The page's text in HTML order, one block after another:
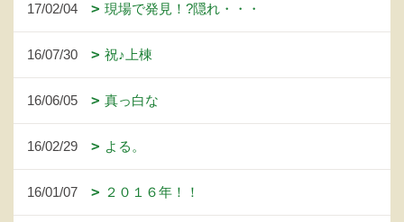
17/02/04 現場で発見！?隠れ・・・
16/07/30 祝♪上棟
16/06/05 真っ白な
16/02/29 よる。
16/01/07 ２０１６年！！